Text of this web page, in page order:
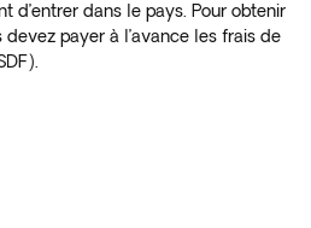
d’entrer dans le pays. Pour obtenir
devez payer à l’avance les frais de